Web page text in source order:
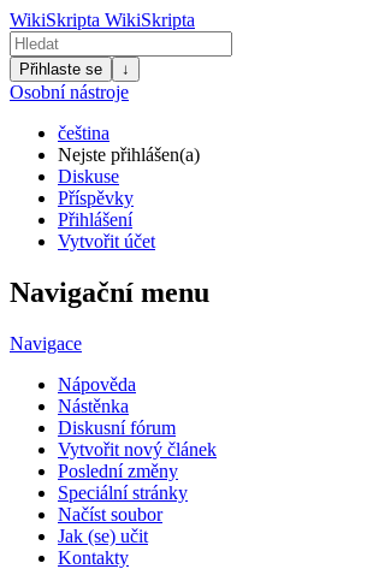
WikiSkripta WikiSkripta
Přihlaste se ↓
Osobní nástroje
čeština
Nejste přihlášen(a)
Diskuse
Příspěvky
Přihlášení
Vytvořit účet
Navigační menu
Navigace
Nápověda
Nástěnka
Diskusní fórum
Vytvořit nový článek
Poslední změny
Speciální stránky
Načíst soubor
Jak (se) učit
Kontakty